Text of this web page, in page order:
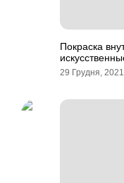
Покраска
29 Грудня, 2021